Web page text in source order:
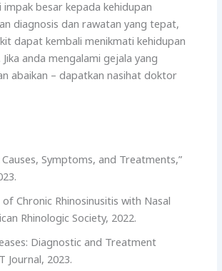
besar kepada kehidupan
diagnosis dan rawatan yang tepat,
dapat kembali menikmati kehidupan
anda mengalami gejala yang
abaikan – dapatkan nasihat doktor
Causes, Symptoms, and Treatments,”
Chronic Rhinosinusitis with Nasal
Rhinologic Society, 2022.
Diagnostic and Treatment
Journal, 2023.